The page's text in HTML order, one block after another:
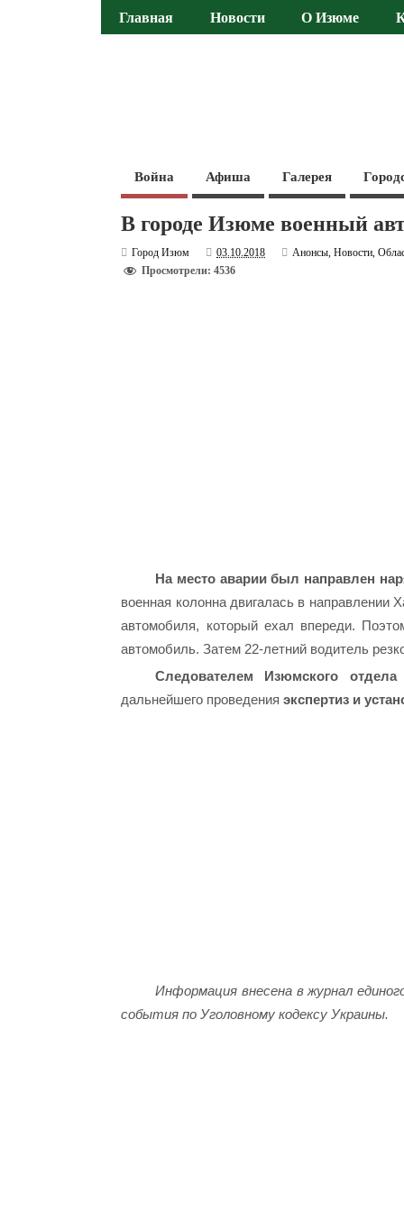
Главная Новости О Изюме
Война Афиша Галерея
В городе Изюме военный
Город Изюм 03.10.2018 Анонсы,Новости,
Просмотрели: 4536
На место аварии был направлен
военная колонна двигалась в направлении
автомобиля, который ехал впереди.
автомобиль. Затем 22-летний водитель
Следователем Изюмского отдела
дальнейшего проведения экспертиз и
Информация внесена в журнал
события по Уголовному кодексу Украины.